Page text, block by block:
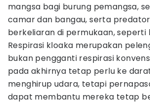
mangsa bagi burung pemangsa,
camar dan bangau, serta
berkeliaran di permukaan, seperti
Respirasi kloaka merupakan
bukan pengganti respirasi
pada akhirnya tetap perlu ke
menghirup udara, tetapi
dapat membantu mereka tetap